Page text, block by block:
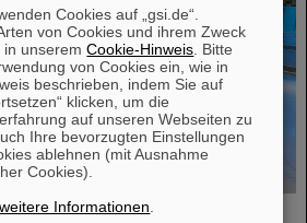
des chemischen Elements Darmstadtium
Cookies auf „gsi.de“.
von Cookies und ihrem Zweck
in unseremCookie-Hinweis . Bitte
von Cookies ein, wie in
beschrieben, indem Sie auf
klicken, um die
auf unseren Webseiten zu
Ihre bevorzugten Einstellungen
ablehnen (mit Ausnahme
Cookies).
Informationen